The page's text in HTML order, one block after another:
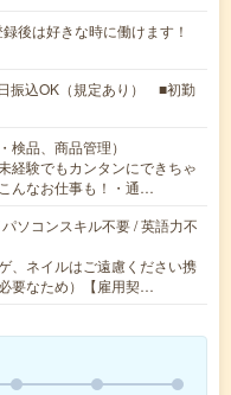
後は好きな時に働けます！
振込OK（規定あり） ■初勤
検品、商品管理）
経験でもカンタンにできちゃ
んなお仕事も！・通…
ソコンスキル不要 / 英語力不
、ネイルはご遠慮ください携
要なため）【雇用契…